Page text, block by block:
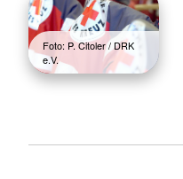
Foto: P. Citoler / DRK
e.V.